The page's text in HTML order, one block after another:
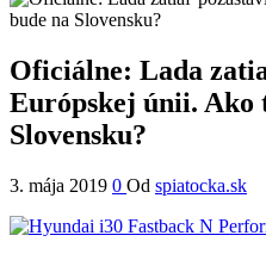
Oficiálne: Lada
Európskej únii. Ako
Slovensku?
3. mája 2019 0 Od spiatocka.sk